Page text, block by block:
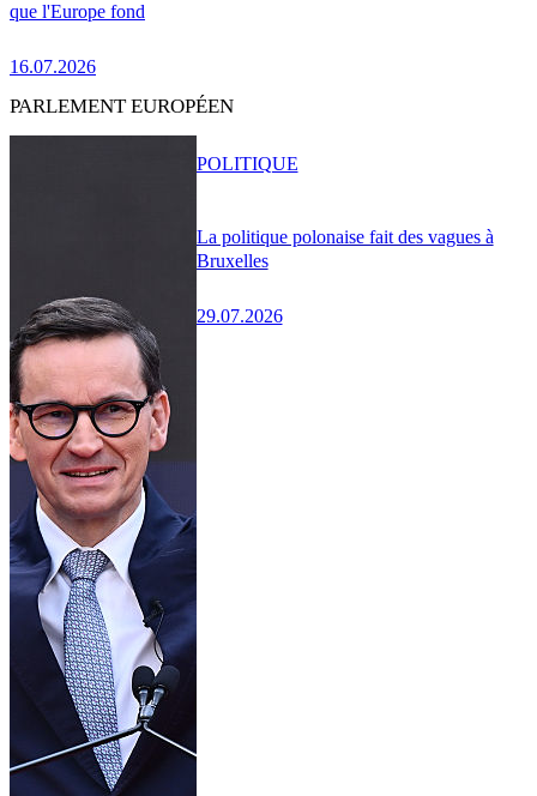
que l'Europe fond
16.07.2026
PARLEMENT EUROPÉEN
La politique polonaise fait des vagues à
Bruxelles
29.07.2026
POLITIQUE